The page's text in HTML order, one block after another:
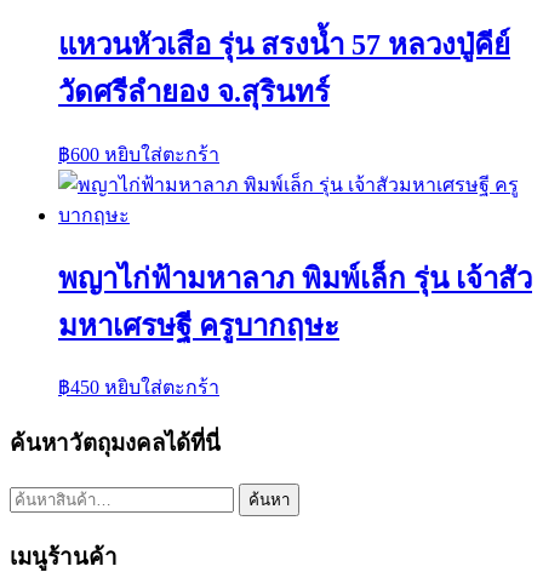
แหวนหัวเสือ รุ่น สรงน้ำ 57 หลวงปู่คีย์
วัดศรีลำยอง จ.สุรินทร์
฿600 หยิบใส่ตะกร้า
พญาไก่ฟ้ามหาลาภ พิมพ์เล็ก รุ่น เจ้าสัว
มหาเศรษฐี ครูบากฤษะ
฿450 หยิบใส่ตะกร้า
ค้นหาวัตถุมงคลได้ที่นี่
ค้นหา: ค้นหา
เมนูร้านค้า